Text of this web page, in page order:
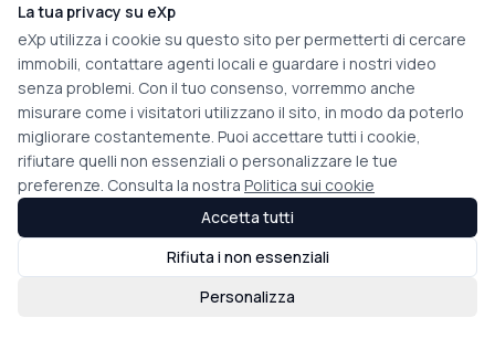
La tua privacy su eXp
eXp utilizza i cookie su questo sito per permetterti di cercare
immobili, contattare agenti locali e guardare i nostri video
senza problemi. Con il tuo consenso, vorremmo anche
misurare come i visitatori utilizzano il sito, in modo da poterlo
migliorare costantemente. Puoi accettare tutti i cookie,
rifiutare quelli non essenziali o personalizzare le tue
preferenze. Consulta la nostra Politica sui cookie
Personalizza
Rifiuta i non essenziali
Accetta tutti